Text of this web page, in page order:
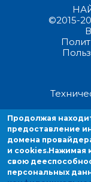
©2015-
Продолжая
предоставление
провайдера,
Продолжая
предоставление
домена
и cookies.Нажимая
свою
персональных